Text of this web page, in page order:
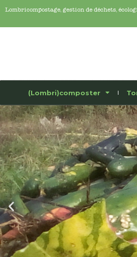
Lombricompostage, gestion de déchets,
(Lombri)composter